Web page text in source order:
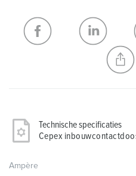
Mijn lijst
NIEUW LIJST
Technische specificaties
Cepex
Ampère